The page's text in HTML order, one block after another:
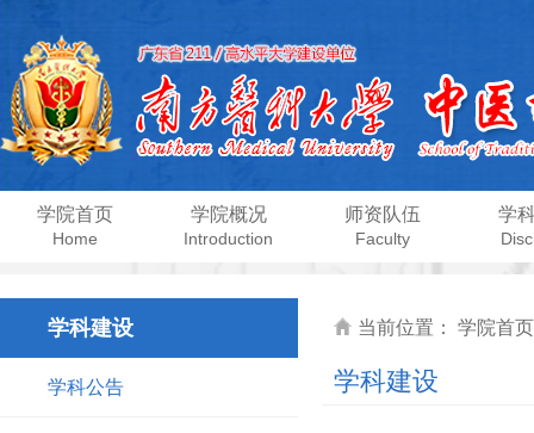
学院首页
Home
学院概况
Introduction
师资队伍
Faculty
学
学科建设
学科公告
当前位置： 学院首页
学科建设